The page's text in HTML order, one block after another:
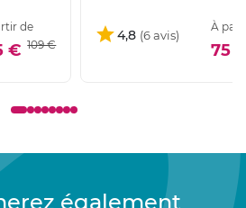
de
€ 109 €
4,8
À
75
également